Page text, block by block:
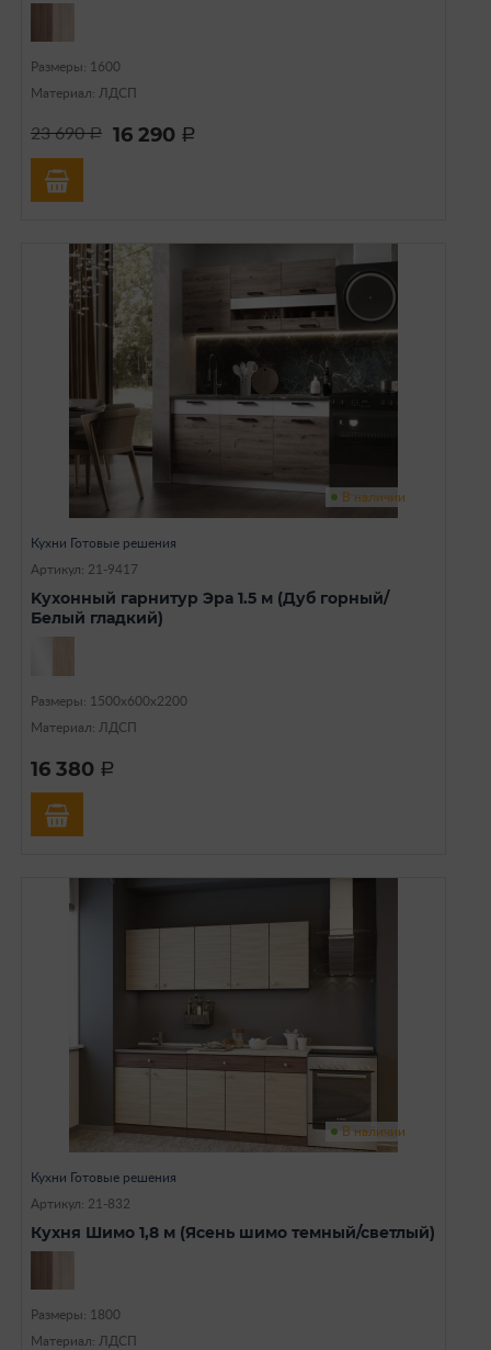
Размеры: 1600
Материал: ЛДСП
23 690a 16 290 a
В наличии
Кухни Готовые решения
Артикул: 21-9417
Kуxoнный гаpнитуp Эра 1.5 м (Дуб горный/
Белый гладкий)
Размеры: 1500х600х2200
Материал: ЛДСП
16 380 a
В наличии
Кухни Готовые решения
Артикул: 21-832
Кухня Шимо 1,8 м (Ясень шимо темный/светлый)
Размеры: 1800
Материал: ЛДСП